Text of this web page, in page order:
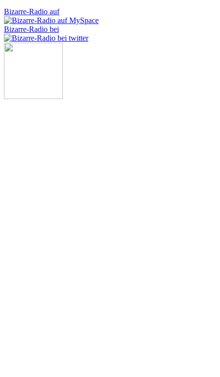
Bizarre-Radio auf
Bizarre-Radio bei